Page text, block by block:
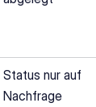
Status nur auf
Nachfrage